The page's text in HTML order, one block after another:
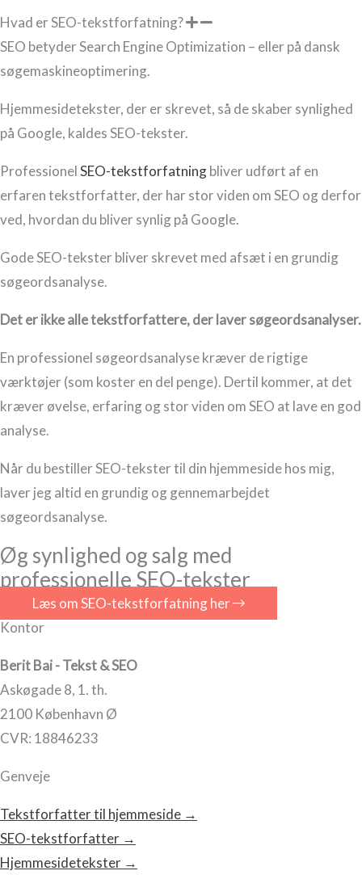
Hvad er SEO-tekstforfatning?
SEO betyder Search Engine Optimization – eller på dansk
søgemaskineoptimering.
Hjemmesidetekster, der er skrevet, så de skaber synlighed
på Google, kaldes SEO-tekster.
ProfessionelSEO-tekstforfatningbliver udført af en
erfaren tekstforfatter, der har stor viden om SEO og derfor
ved, hvordan du bliver synlig på Google.
Gode SEO-tekster bliver skrevet med afsæt i en grundig
søgeordsanalyse.
Det er ikke alle tekstforfattere, der laver søgeordsanalyser.
En professionel søgeordsanalyse kræver de rigtige
værktøjer (som koster en del penge). Dertil kommer, at det
kræver øvelse, erfaring og stor viden om SEO at lave en god
analyse.
Når du bestiller SEO-tekster til din hjemmeside hos mig,
laver jeg altid en grundig og gennemarbejdet
søgeordsanalyse.
Øg synlighed og salg med
professionelle SEO-tekster
Læs om SEO-tekstforfatning her
Kontor
Berit Bai - Tekst & SEO
Askøgade 8, 1. th.
2100 København Ø
CVR: 18846233
Genveje
Tekstforfatter til hjemmeside →
SEO-tekstforfatter →
Hjemmesidetekster →